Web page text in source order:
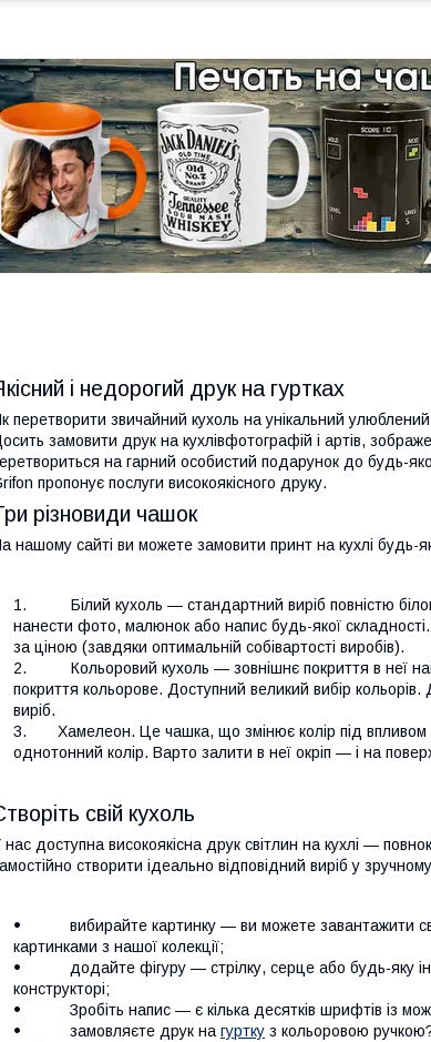
і недорогий друк на гуртках
перетворити звичайний кухоль на унікальний
замовити друк на кухлівфотографій і артів,
на гарний особистий подарунок до будь-
пропонує послуги високоякісного друку.
різновиди чашок
нашому сайті ви можете замовити принт на кухлі будь-
Білий кухоль — стандартний виріб повністю
нанести фото, малюнок або напис будь-якої
за ціною (завдяки оптимальній собівартості виробів).
Кольоровий кухоль — зовнішнє покриття в неї
покриття кольорове. Доступний великий вибір
виріб.
Хамелеон. Це чашка, що змінює колір під впливом
однотонний колір. Варто залити в неї окріп — і на
свій кухоль
нас доступна високоякісна друк світлин на кухлі —
створити ідеально відповідний виріб у
вибирайте картинку — ви можете завантажити
картинками з нашої колекції;
додайте фігуру — стрілку, серце або будь-яку
конструкторі;
Зробіть напис — є кілька десятків шрифтів із
замовляєте друк нагуртку з кольоровою